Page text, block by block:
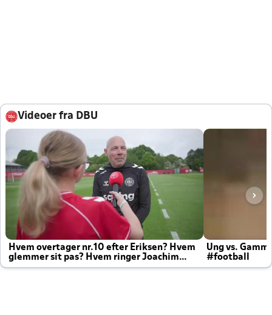
Videoer fra DBU
Hvem overtager nr.10 efter Eriksen? Hvem
glemmer sit pas? Hvem ringer Joachim
altid til efter kampe?
Ung vs.
#football